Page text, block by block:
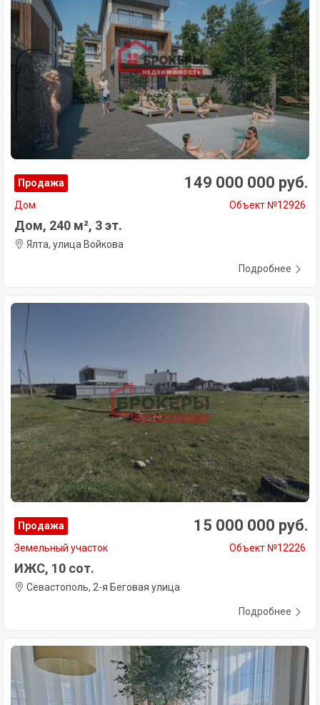
Продажа 149 000 000 руб.
Дом Объект №12926
Дом, 240 м², 3 эт.
Ялта, улица Войкова
Подробнее
Продажа 15 000 000 руб.
Земельный участок Объект №12226
ИЖС, 10 сот.
Севастополь, 2-я Беговая улица
Подробнее